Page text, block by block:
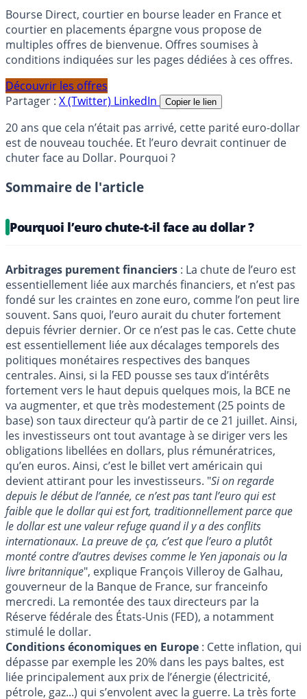
Bourse Direct, courtier en bourse leader en France et
courtier en placements épargne vous propose de
multiples offres de bienvenue. Offres soumises à
conditions indiquées sur les pages dédiées à ces offres.
Découvrir les offres
Partager : X (Twitter) LinkedIn Copier le lien
20 ans que cela n’était pas arrivé, cette parité euro-dollar
est de nouveau touchée. Et l’euro devrait continuer de
chuter face au Dollar. Pourquoi ?
Sommaire de l'article
Pourquoi l’euro chute-t-il face au dollar ?
Arbitrages purement financiers : La chute de l’euro est
essentiellement liée aux marchés financiers, et n’est pas
fondé sur les craintes en zone euro, comme l’on peut lire
souvent. Sans quoi, l’euro aurait du chuter fortement
depuis février dernier. Or ce n’est pas le cas. Cette chute
est essentiellement liée aux décalages temporels des
politiques monétaires respectives des banques
centrales. Ainsi, si la FED pousse ses taux d’intérêts
fortement vers le haut depuis quelques mois, la BCE ne
va augmenter, et que très modestement (25 points de
base) son taux directeur qu’à partir de ce 21 juillet. Ainsi,
les investisseurs ont tout avantage à se diriger vers les
obligations libellées en dollars, plus rémunératrices,
qu’en euros. Ainsi, c’est le billet vert américain qui
devient attirant pour les investisseurs. "Si on regarde
depuis le début de l’année, ce n’est pas tant l’euro qui est
faible que le dollar qui est fort, traditionnellement parce que
le dollar est une valeur refuge quand il y a des conflits
internationaux. La preuve de ça, c’est que l’euro a plutôt
monté contre d’autres devises comme le Yen japonais ou la
livre britannique", explique François Villeroy de Galhau,
gouverneur de la Banque de France, sur franceinfo
mercredi. La remontée des taux directeurs par la
Réserve fédérale des États-Unis (FED), a notamment
stimulé le dollar.
Conditions économiques en Europe : Cette inflation, qui
dépasse par exemple les 20% dans les pays baltes, est
liée principalement aux prix de l’énergie (électricité,
pétrole, gaz...) qui s’envolent avec la guerre. La très forte